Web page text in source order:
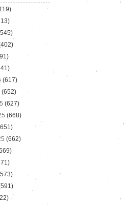
(617)
(652)
(627)
(668)
(662)